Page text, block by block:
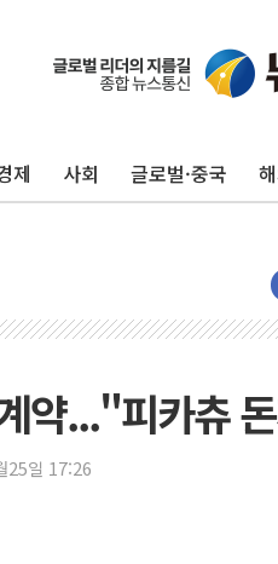
제 사회 글로벌·중국
약..."피카츄
25일 17:26